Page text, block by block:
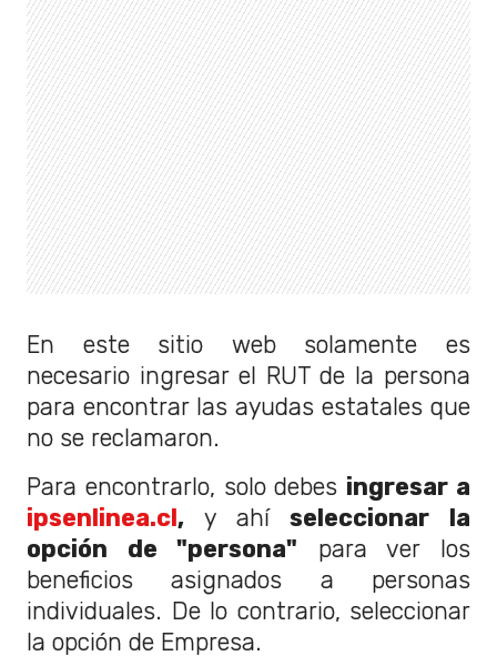
En este sitio web solamente es
necesario ingresar el RUT de la persona
para encontrar las ayudas estatales que
no se reclamaron.
Para encontrarlo, solo debes ingresar a
ipsenlinea.cl, y ahíseleccionar la
opción de "persona" para ver los
beneficios asignados a personas
individuales. De lo contrario, seleccionar
la opción de Empresa.